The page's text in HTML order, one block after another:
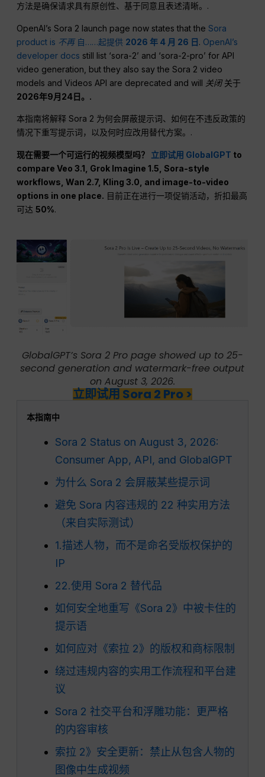
方法是确保请求具有原创性、基于同意且表述清晰。.
OpenAI’s Sora 2 launch page now states that theSora
product is 不再自……起提供 2026 年 4 月 26 日. OpenAI’s
developer docs still list ‘sora-2’ and ‘sora-2-pro’ for API
video generation, but they also say the Sora 2 video
models and Videos API are deprecated and will 关闭关于
2026年9月24日。.
本指南将解释 Sora 2 为何会屏蔽提示词、如何在不违反政策的
情况下重写提示词，以及何时应改用替代方案。.
现在需要一个可运行的视频模型吗？ 立即试用 GlobalGPT to
compare Veo 3.1, Grok Imagine 1.5, Sora-style
workflows, Wan 2.7, Kling 3.0, and image-to-video
options in one place. 目前正在进行一项促销活动，折扣最高
可达50%.
GlobalGPT’s Sora 2 Pro page showed up to 25-
second generation and watermark-free output
on August 3, 2026.
立即试用 Sora 2 Pro >
本指南中
Sora 2 Status on August 3, 2026:
Consumer App, API, and GlobalGPT
为什么 Sora 2 会屏蔽某些提示词
避免 Sora 内容违规的 22 种实用方法
（来自实际测试）
1.描述人物，而不是命名受版权保护的
IP
22.使用 Sora 2 替代品
如何安全地重写《Sora 2》中被卡住的
提示语
如何应对《索拉 2》的版权和商标限制
绕过违规内容的实用工作流程和平台建
议
Sora 2 社交平台和浮雕功能：更严格
的内容审核
索拉 2》安全更新：禁止从包含人物的
图像中生成视频